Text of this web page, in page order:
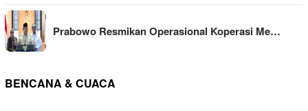
Prabowo Resmikan Operasional Koperasi Me…
BENCANA & CUACA